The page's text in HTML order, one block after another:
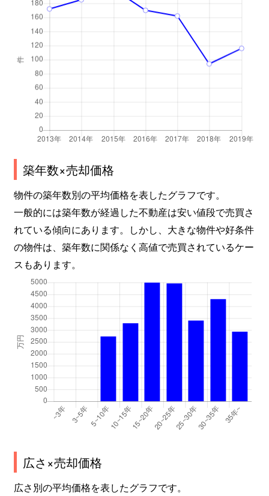
築年数×売却価格
物件の築年数別の平均価格を表したグラフです。
一般的には築年数が経過した不動産は安い値段で売買さ
れている傾向にあります。しかし、大きな物件や好条件
の物件は、築年数に関係なく高値で売買されているケー
スもあります。
広さ×売却価格
広さ別の平均価格を表したグラフです。